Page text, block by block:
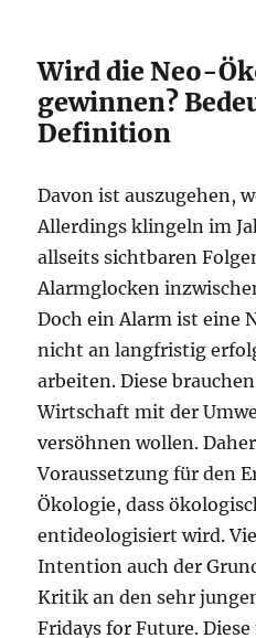
Wird die Neo-
gewinnen?
Definition
Davon ist auszugehen,
Allerdings klingeln im
allseits sichtbaren
Alarmglocken
Doch ein Alarm ist eine
nicht an langfristig
arbeiten. Diese
Wirtschaft mit der
versöhnen wollen.
Voraussetzung für den
Ökologie, dass
entideologisiert wird.
Intention auch der
Kritik an den sehr
Fridays for Future.